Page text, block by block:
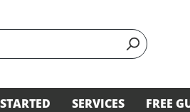
SERVICES FREE